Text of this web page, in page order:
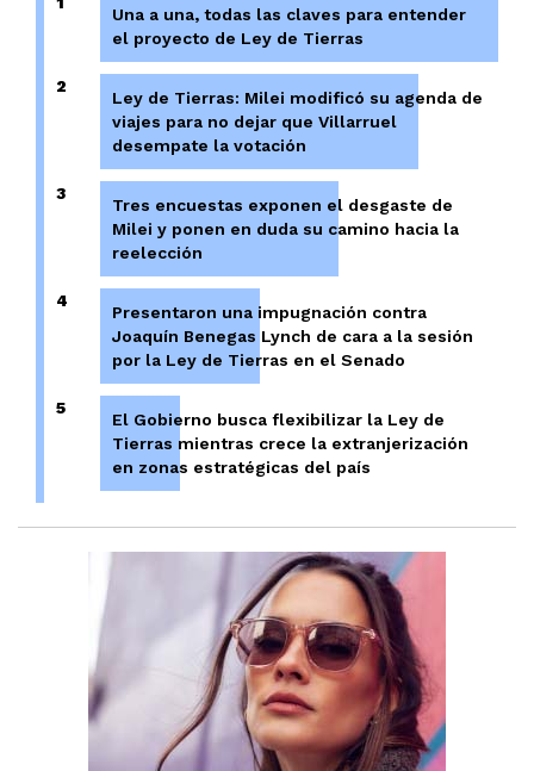
Una a una, todas las claves para entender
el proyecto de Ley de Tierras
2
Ley de Tierras: Milei modificó su agenda de
viajes para no dejar que Villarruel
desempate la votación
3
Tres encuestas exponen el desgaste de
Milei y ponen en duda su camino hacia la
reelección
4
Presentaron una impugnación contra
Joaquín Benegas Lynch de cara a la sesión
por la Ley de Tierras en el Senado
5
El Gobierno busca flexibilizar la Ley de
Tierras mientras crece la extranjerización
en zonas estratégicas del país